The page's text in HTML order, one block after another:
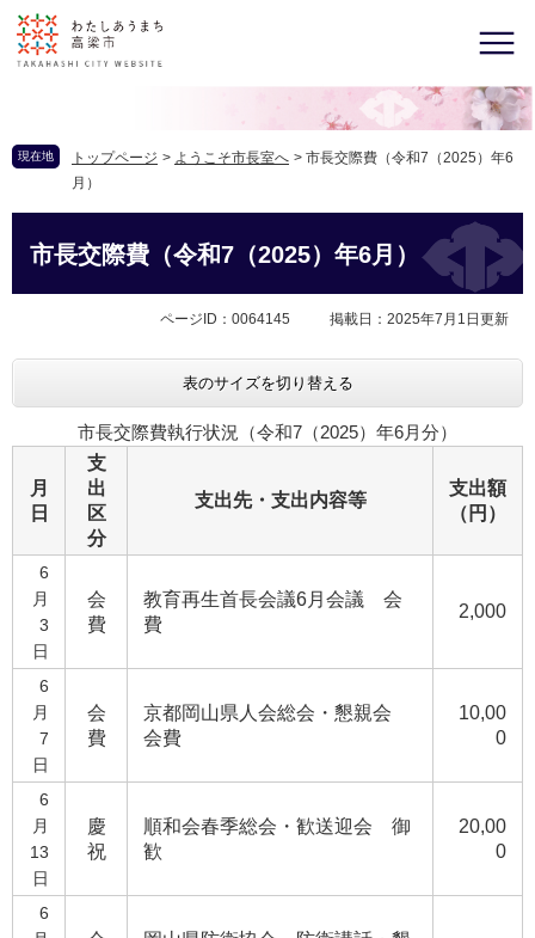
現在地 トップページ > ようこそ市長室へ > 市長交際費（令和7（2025）年6
月）
市長交際費（令和7（2025）年6月）
ページID：0064145 掲載日：2025年7月1日更新
表のサイズを切り替える
市長交際費執行状況（令和7（2025）年6月分）
月
日
支
出
区
分
支出先・支出内容等
支出額
（円）
6
月
3
日
会
費
教育再生首長会議6月会議 会
費
2,000
6
月
7
日
会
費
京都岡山県人会総会・懇親会
会費
10,00
0
6
月
13
日
慶
祝
順和会春季総会・歓送迎会 御
歓
20,00
0
6